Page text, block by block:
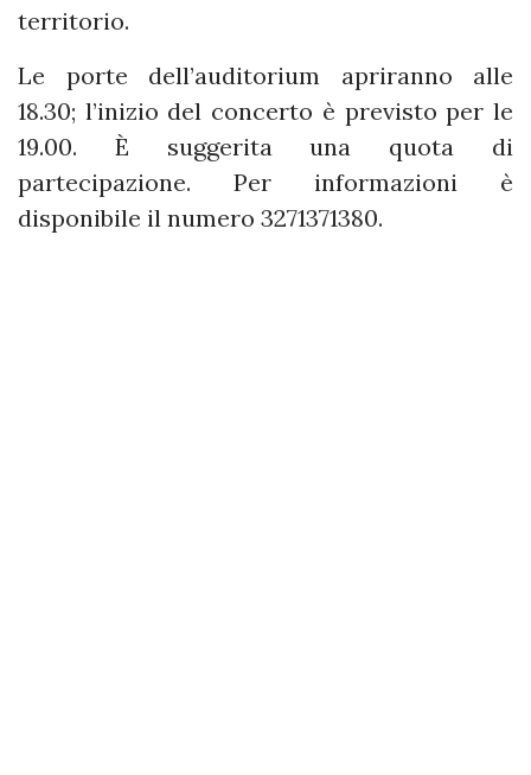
territorio.
Le porte dell’auditorium apriranno alle
18.30; l’inizio del concerto è previsto per le
19.00. È suggerita una quota di
partecipazione. Per informazioni è
disponibile il numero 3271371380.